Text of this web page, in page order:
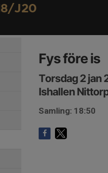
J20
Fys före is
Torsdag 2 jan
Ishallen
Samling: 18:50